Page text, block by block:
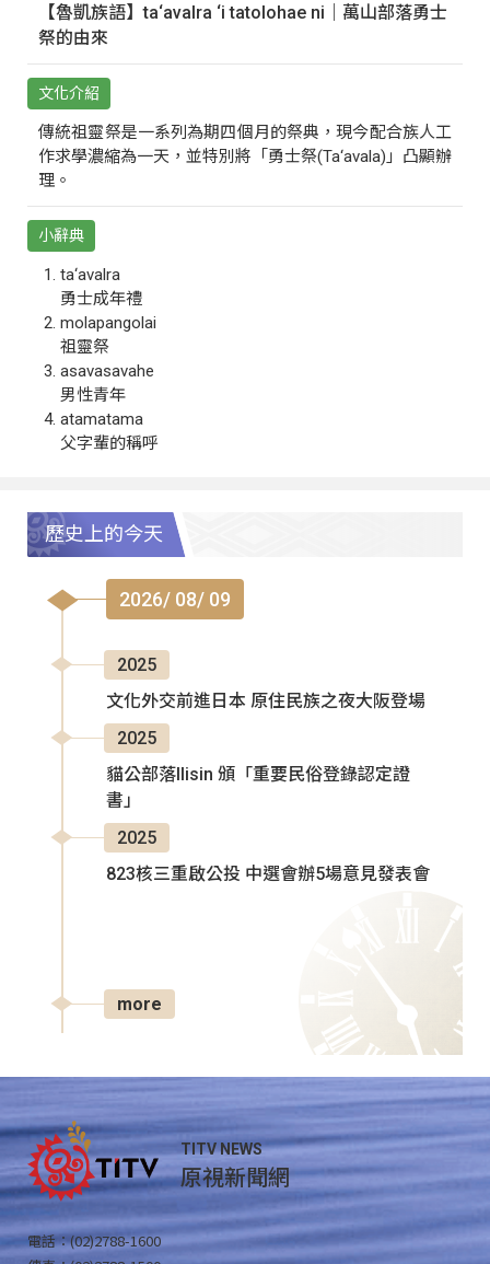
【魯凱族語】ta‘avalra ‘i tatolohae ni｜萬山部落勇士
祭的由來
文化介紹
傳統祖靈祭是一系列為期四個月的祭典，現今配合族人工
作求學濃縮為一天，並特別將「勇士祭(Ta‘avala)」凸顯辦
理。
小辭典
ta‘avalra
勇士成年禮
molapangolai
祖靈祭
asavasavahe
男性青年
atamatama
父字輩的稱呼
歷史上的今天
2026/ 08/ 09
2025
文化外交前進日本 原住民族之夜大阪登場
2025
貓公部落Ilisin 頒「重要民俗登錄認定證
書」
2025
823核三重啟公投 中選會辦5場意見發表會
more
TITV NEWS
原視新聞網
電話：(02)2788-1600